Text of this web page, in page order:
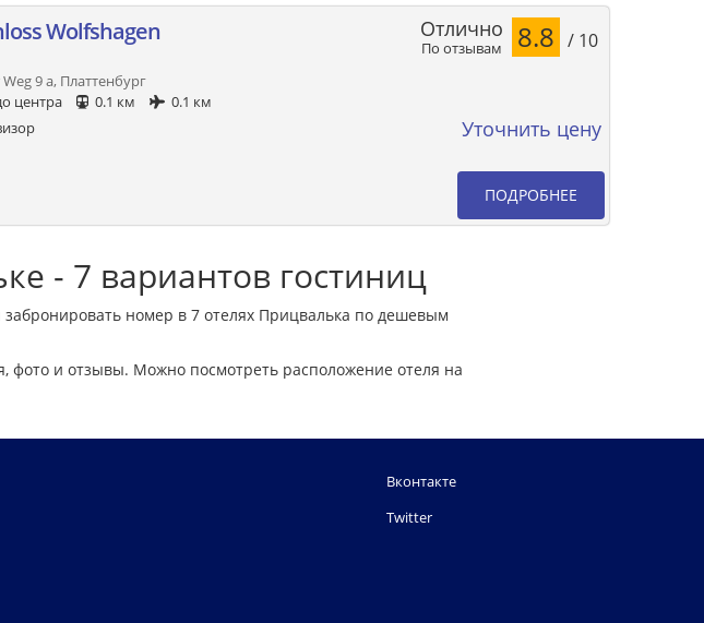
Wolfshagen
9 a, Платтенбург
центра
0.1 км
0.1 км
По отзывам
Отлично 8.8 / 10
Уточнить цену
ПОДРОБНЕЕ
- 7 вариантов гостиниц
номер в 7 отелях Прицвалька по дешевым
и отзывы. Можно посмотреть расположение отеля на
Вконтакте
Twitter